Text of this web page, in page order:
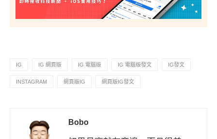
IG IG 網頁版 IG 電腦版 IG 電腦版發文 IG發文
INSTAGRAM 網頁版IG 網頁版IG發文
Bobo